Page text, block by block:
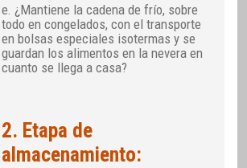
e. ¿Mantiene la cadena de frío, sobre
todo en congelados, con el transporte
en bolsas especiales isotermas y se
guardan los alimentos en la nevera en
cuanto se llega a casa?
2. Etapa de
almacenamiento: